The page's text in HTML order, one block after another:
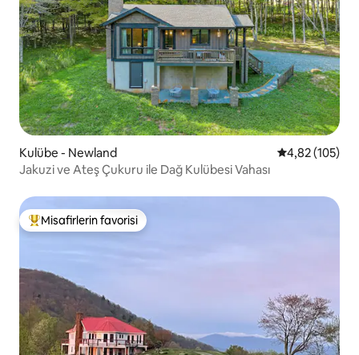
Kulübe - Newland 5 üzerinden
4,82 (105)
Jakuzi ve Ateş Çukuru ile Dağ Kulübesi Vahası
Misafirlerin favorilerinden en beğenilenler arasında
Misafirlerin favorisi